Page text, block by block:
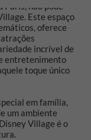
Paris, não pode
Este espaço
oferece
incrível de
entretenimento
toque único
em família,
um ambiente
Village é o